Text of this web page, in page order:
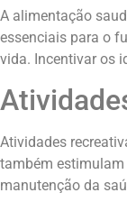
A alimentação
essenciais para o
vida. Incentivar os
Atividades
também estimulam
manutenção da